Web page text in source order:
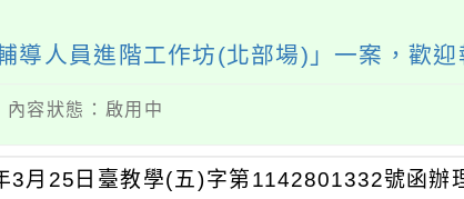
人員進階工作坊(北部場)」一案，歡迎
容狀態：啟用中
3月25日臺教學(五)字第1142801332號函辦